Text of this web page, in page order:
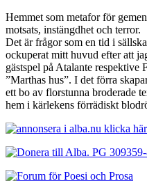
Hemmet som metafor för
motsats, instängdhet och terror.
Det är frågor som en tid i
ockuperat mitt huvud efter att
gästspel på Atalante respektive
”Marthas hus”. I det förra
ett bo av florstunna broderade
hem i kärlekens förrädiskt